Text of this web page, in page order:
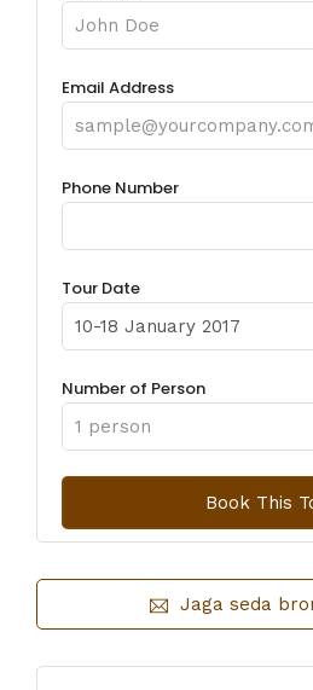
Email Address
Phone Number
Tour Date
Number of Person
Jaga seda